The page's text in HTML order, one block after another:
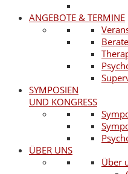
ANGEBOTE & TERMINE
SYMPOSIEN
UND KONGRESS
ÜBER UNS
Über